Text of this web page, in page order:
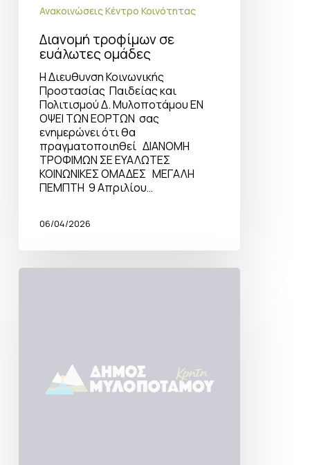
Ανακοινώσεις Κέντρο Κοινότητας
Διανομή τροφίμων σε
ευάλωτες ομάδες
Η Διευθυνση Κοινωνικής
Προστασίας Παιδείας και
Πολιτισμού Δ. Μυλοποτάμου ΕΝ
ΟΨΕΙ ΤΩΝ ΕΟΡΤΩΝ σας
ενημερώνει ότι θα
πραγματοποιηθεί ΔΙΑΝΟΜΗ
ΤΡΟΦΙΜΩΝ ΣΕ ΕΥΑΛΩΤΕΣ
ΚΟΙΝΩΝΙΚΕΣ ΟΜΑΔΕΣ ΜΕΓΑΛΗ
ΠΕΜΠΤΗ 9 Απριλίου…
06/04/2026
Παγκόσμια